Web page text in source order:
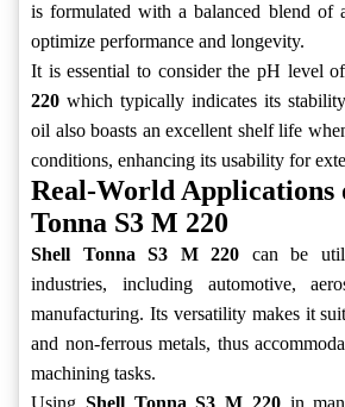
is formulated with a balanced blend of
optimize performance and longevity.
It is essential to consider the pH level of
220 which typically indicates its
oil also boasts an excellent shelf life
conditions, enhancing its usability for
Real-World Applications
Tonna S3 M 220
Shell Tonna S3 M 220 can be
industries, including automotive,
manufacturing. Its versatility makes it
and non-ferrous metals, thus
machining tasks.